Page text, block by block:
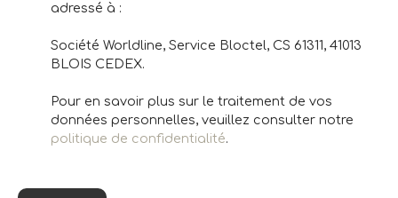
adressé à :
Société Worldline, Service Bloctel, CS 61311, 41013
BLOIS CEDEX.
Pour en savoir plus sur le traitement de vos
données personnelles, veuillez consulter notre
politique de confidentialité.